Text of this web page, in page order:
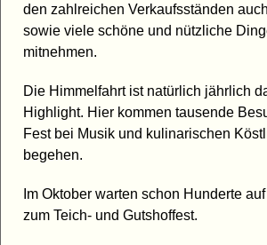
den zahlreichen Verkaufsständen
sowie viele schöne und nützliche
mitnehmen.
Die Himmelfahrt ist natürlich jährlich
Highlight. Hier kommen tausende
Fest bei Musik und kulinarischen
begehen.
Im Oktober warten schon Hunderte
zum Teich- und Gutshoffest.